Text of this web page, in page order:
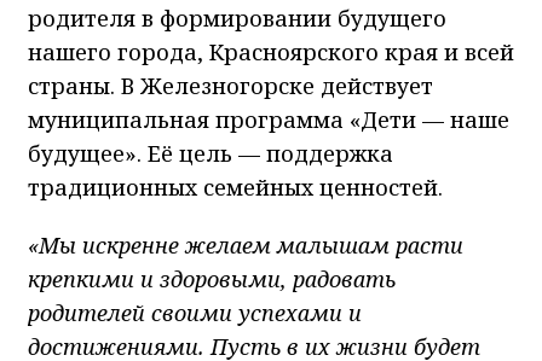
родителя в формировании будущего
нашего города, Красноярского края и всей
страны. В Железногорске действует
муниципальная программа «Дети — наше
будущее». Её цель — поддержка
традиционных семейных ценностей.
«Мы искренне желаем малышам расти
крепкими и здоровыми, радовать
родителей своими успехами и
достижениями. Пусть в их жизни будет